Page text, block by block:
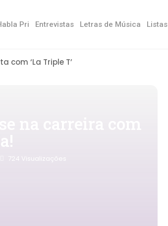
Pri Entrevistas Letras de Música Listas
com ‘La Triple T’
724 Visualizações